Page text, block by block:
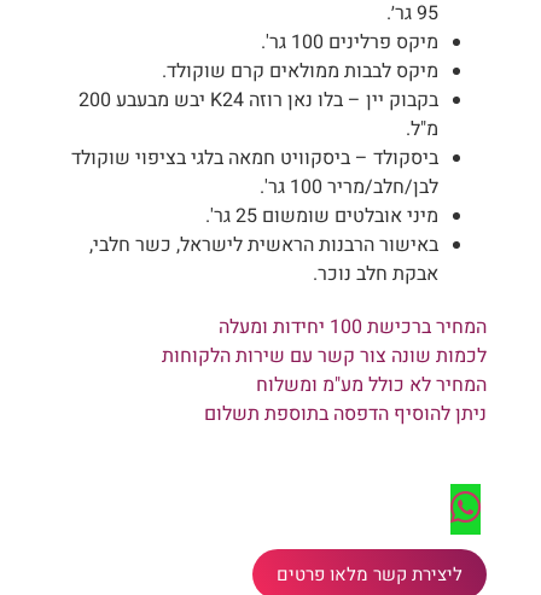
מיקס פרלינים 100 גר'.
מיקס לבבות ממולאים קרם שוקולד.
בקבוק יין – בלו נאן רוזה K24 יבש מבעבע 200
מ"ל.
ביסקולד – ביסקוויט חמאה בלגי בציפוי שוקולד
לבן/חלב/מריר 100 גר'.
מיני אובלטים שומשום 25 גר'.
באישור הרבנות הראשית לישראל, כשר חלבי,
אבקת חלב נוכר.
המחיר ברכישת 100 יחידות ומעלה
לכמות שונה צור קשר עם שירות הלקוחות
המחיר לא כולל מע"מ ומשלוח
ניתן להוסיף הדפסה בתוספת תשלום
ליצירת קשר מלאו פרטים